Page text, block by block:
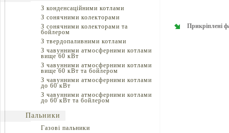
З конденсаційними котлами
З сонячними колекторами
З сонячними колекторами та
бойлером
З твердопаливними котлами
З чавунними атмосферними котлами
вище 60 кВт
З чавунними атмосферними котлами
вище 60 кВт та бойлером
З чавунними атмосферними котлами
до 60 кВт
З чавунними атмосферними котлами
до 60 кВт та бойлером
Пальники
Газові пальники
Прикріплені